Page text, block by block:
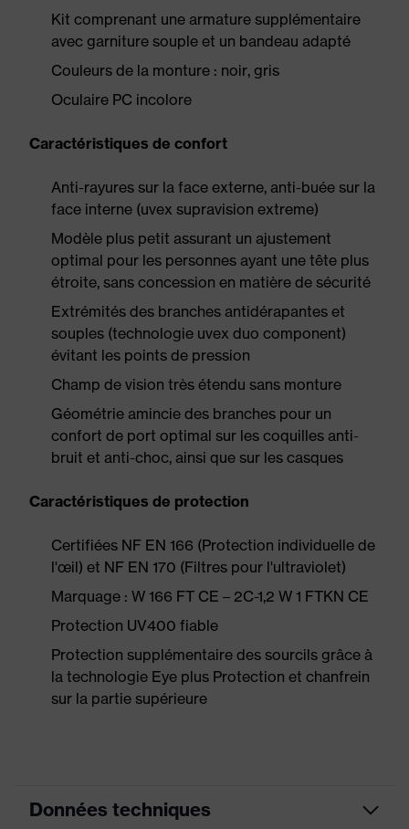
Kit comprenant une armature supplémentaire
avec garniture souple et un bandeau adapté
Couleurs de la monture : noir, gris
Oculaire PC incolore
Caractéristiques de confort
Anti-rayures sur la face externe, anti-buée sur la
face interne (uvex supravision extreme)
Modèle plus petit assurant un ajustement
optimal pour les personnes ayant une tête plus
étroite, sans concession en matière de sécurité
Extrémités des branches antidérapantes et
souples (technologie uvex duo component)
évitant les points de pression
Champ de vision très étendu sans monture
Géométrie amincie des branches pour un
confort de port optimal sur les coquilles anti-
bruit et anti-choc, ainsi que sur les casques
Caractéristiques de protection
Certifiées NF EN 166 (Protection individuelle de
l'œil) et NF EN 170 (Filtres pour l'ultraviolet)
Marquage : W 166 FT CE – 2C-1,2 W 1 FTKN CE
Protection UV400 fiable
Protection supplémentaire des sourcils grâce à
la technologie Eye plus Protection et chanfrein
sur la partie supérieure
Données techniques